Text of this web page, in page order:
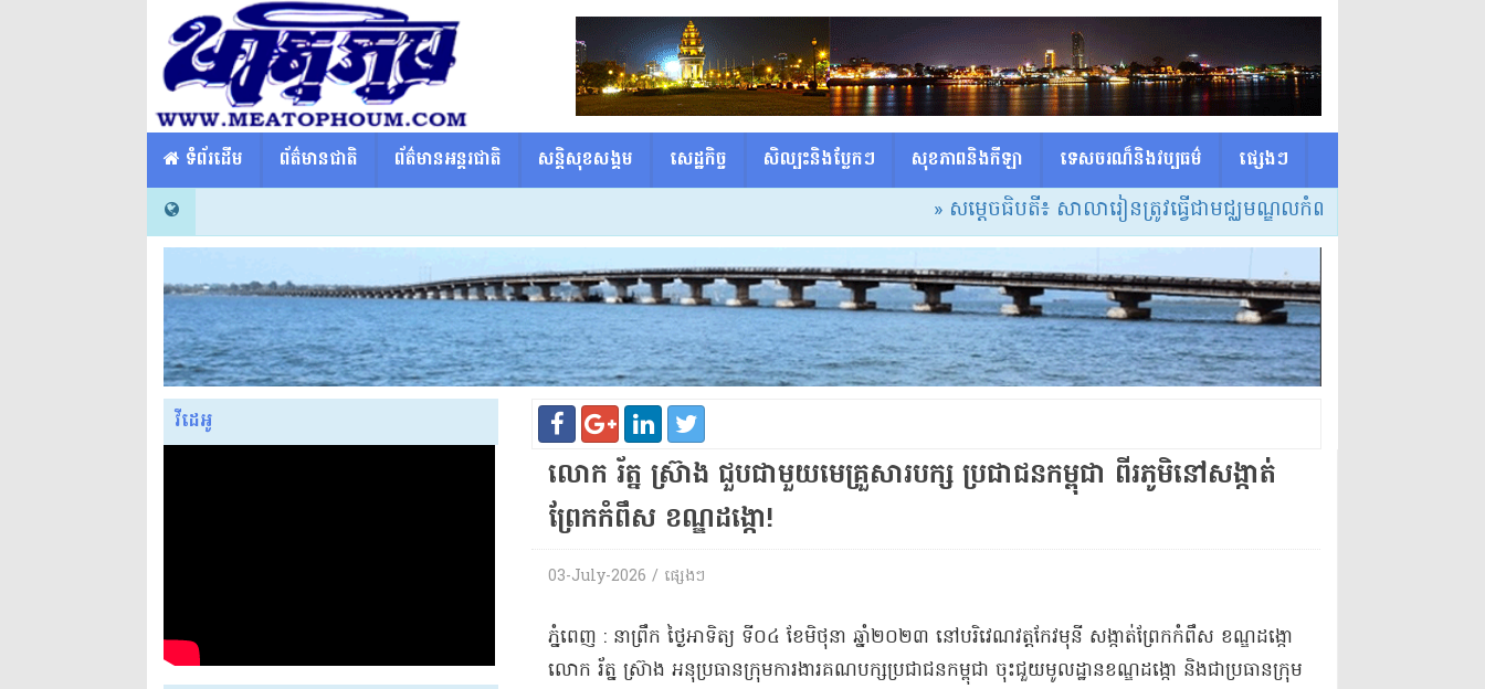
​​ ទំព័រដើម ព័ត៌មានជាតិ ព័ត៌មានអន្តរជាតិ សន្តិសុខសង្គម សេដ្ឋកិច្ច សិល្បះនិងប្លែកៗ សុខភាពនិងកីឡា ទេសចរណ៏និងវប្បធម៌ ផ្សេង​ៗ
» សម្ដេចធិបតី៖ សាលារៀនត្រូវធ្វើជាមជ្ឈមណ្ឌលកំណត់វិធីសាស្ត្របង្រៀន និ
វីដេអូ
លោក រ័ត្ន ស្រ៊ាង ជួប​ជាមួយ​មេ​គ្រួសារ​បក្ស ប្រជាជន​កម្ពុជា ពីរ​ភូមិ​នៅ​សង្កាត់​
ព្រែកកំពឹស ខណ្ឌដង្កោ​!
03-July-2026 / ផ្សេង​ៗ
​ភ្នំពេញ : នា​ព្រឹក ថ្ងៃអាទិត្យ ទី​០៤ ខែមិថុនា ឆ្នាំ​២០២៣ នៅ​បរិវេណ​វត្ត​កែវ​មុនី សង្កាត់​ព្រែកកំពឹស ខណ្ឌដង្កោ
លោក រ័ត្ន ស្រ៊ាង អនុប្រធាន​ក្រុមការងារ​គណបក្ស​ប្រជាជន​កម្ពុជា ចុះជួយ​មូលដ្ឋាន​ខណ្ឌដង្កោ និង​ជា​ប្រធាន​ក្រុម